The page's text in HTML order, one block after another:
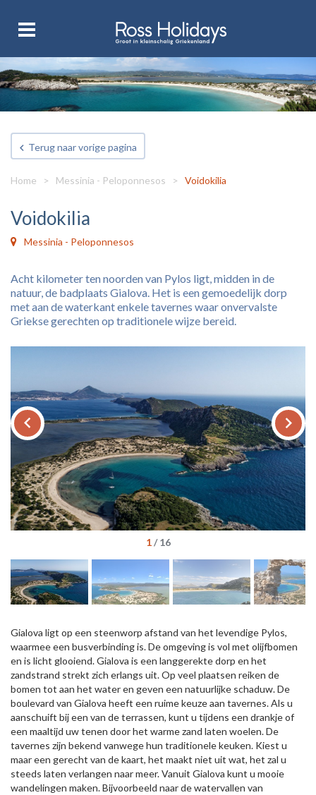
Terug naar vorige pagina
Home > Messinia - Peloponnesos > Voidokilia
Voidokilia
Messinia - Peloponnesos
Acht kilometer ten noorden van Pylos ligt, midden in de
natuur, de badplaats Gialova. Het is een gemoedelijk dorp
met aan de waterkant enkele tavernes waar onvervalste
Griekse gerechten op traditionele wijze bereid.
keyboard_arrow_left keyboard_arrow_right
1/16
Gialova ligt op een steenworp afstand van het levendige Pylos,
waarmee een busverbinding is. De omgeving is vol met olijfbomen
en is licht glooiend. Gialova is een langgerekte dorp en het
zandstrand strekt zich erlangs uit. Op veel plaatsen reiken de
bomen tot aan het water en geven een natuurlijke schaduw. De
boulevard van Gialova heeft een ruime keuze aan tavernes. Als u
aanschuift bij een van de terrassen, kunt u tijdens een drankje of
een maaltijd uw tenen door het warme zand laten woelen. De
tavernes zijn bekend vanwege hun traditionele keuken. Kiest u
maar een gerecht van de kaart, het maakt niet uit wat, het zal u
steeds laten verlangen naar meer. Vanuit Gialova kunt u mooie
wandelingen maken. Bijvoorbeeld naar de watervallen van